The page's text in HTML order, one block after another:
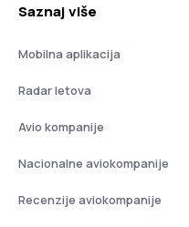
Saznaj više
Mobilna aplikacija
Radar letova
Avio kompanije
Nacionalne aviokompanije
Recenzije aviokompanije